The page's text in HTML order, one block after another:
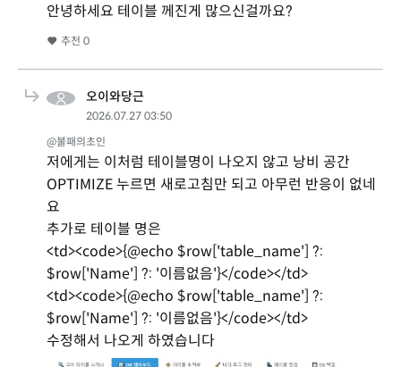
안녕하세요 테이블 께진게 많으신걸까요?
추천 0
오이와당근
2026.07.27 03:50
@불패의초인
저에게는 이처럼 테이블명이 나오지 않고 낭비 공간
OPTIMIZE 누르면 새로고침만 되고 아무런 반응이 없네
요
추가로 테이블 명은
<td><code>{@echo $row['table_name'] ?:
$row['Name'] ?: '이름없음'}</code></td>
<td><code>{@echo $row['table_name'] ?:
$row['Name'] ?: '이름없음'}</code></td>
수정해서 나오게 하였습니다